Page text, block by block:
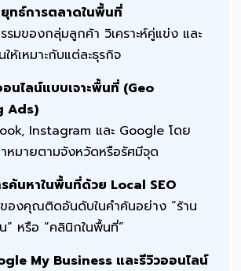
ทธ์การตลาดในพื้นที่
รมของกลุ่มลูกค้า วิเคราะห์คู่แข่ง และ
ห้เหมาะกับแต่ละธุรกิจ
นไลน์แบบเจาะพื้นที่ (Geo
Ads)
Instagram และ Google โดย
หมายตามจังหวัดหรือรัศมีจุด
ค้นหาในพื้นที่ด้วย Local SEO
ของคุณติดอันดับในคำค้นอย่าง “ร้าน
” หรือ “คลินิกในพื้นที่”
My Business และรีวิวออนไลน์